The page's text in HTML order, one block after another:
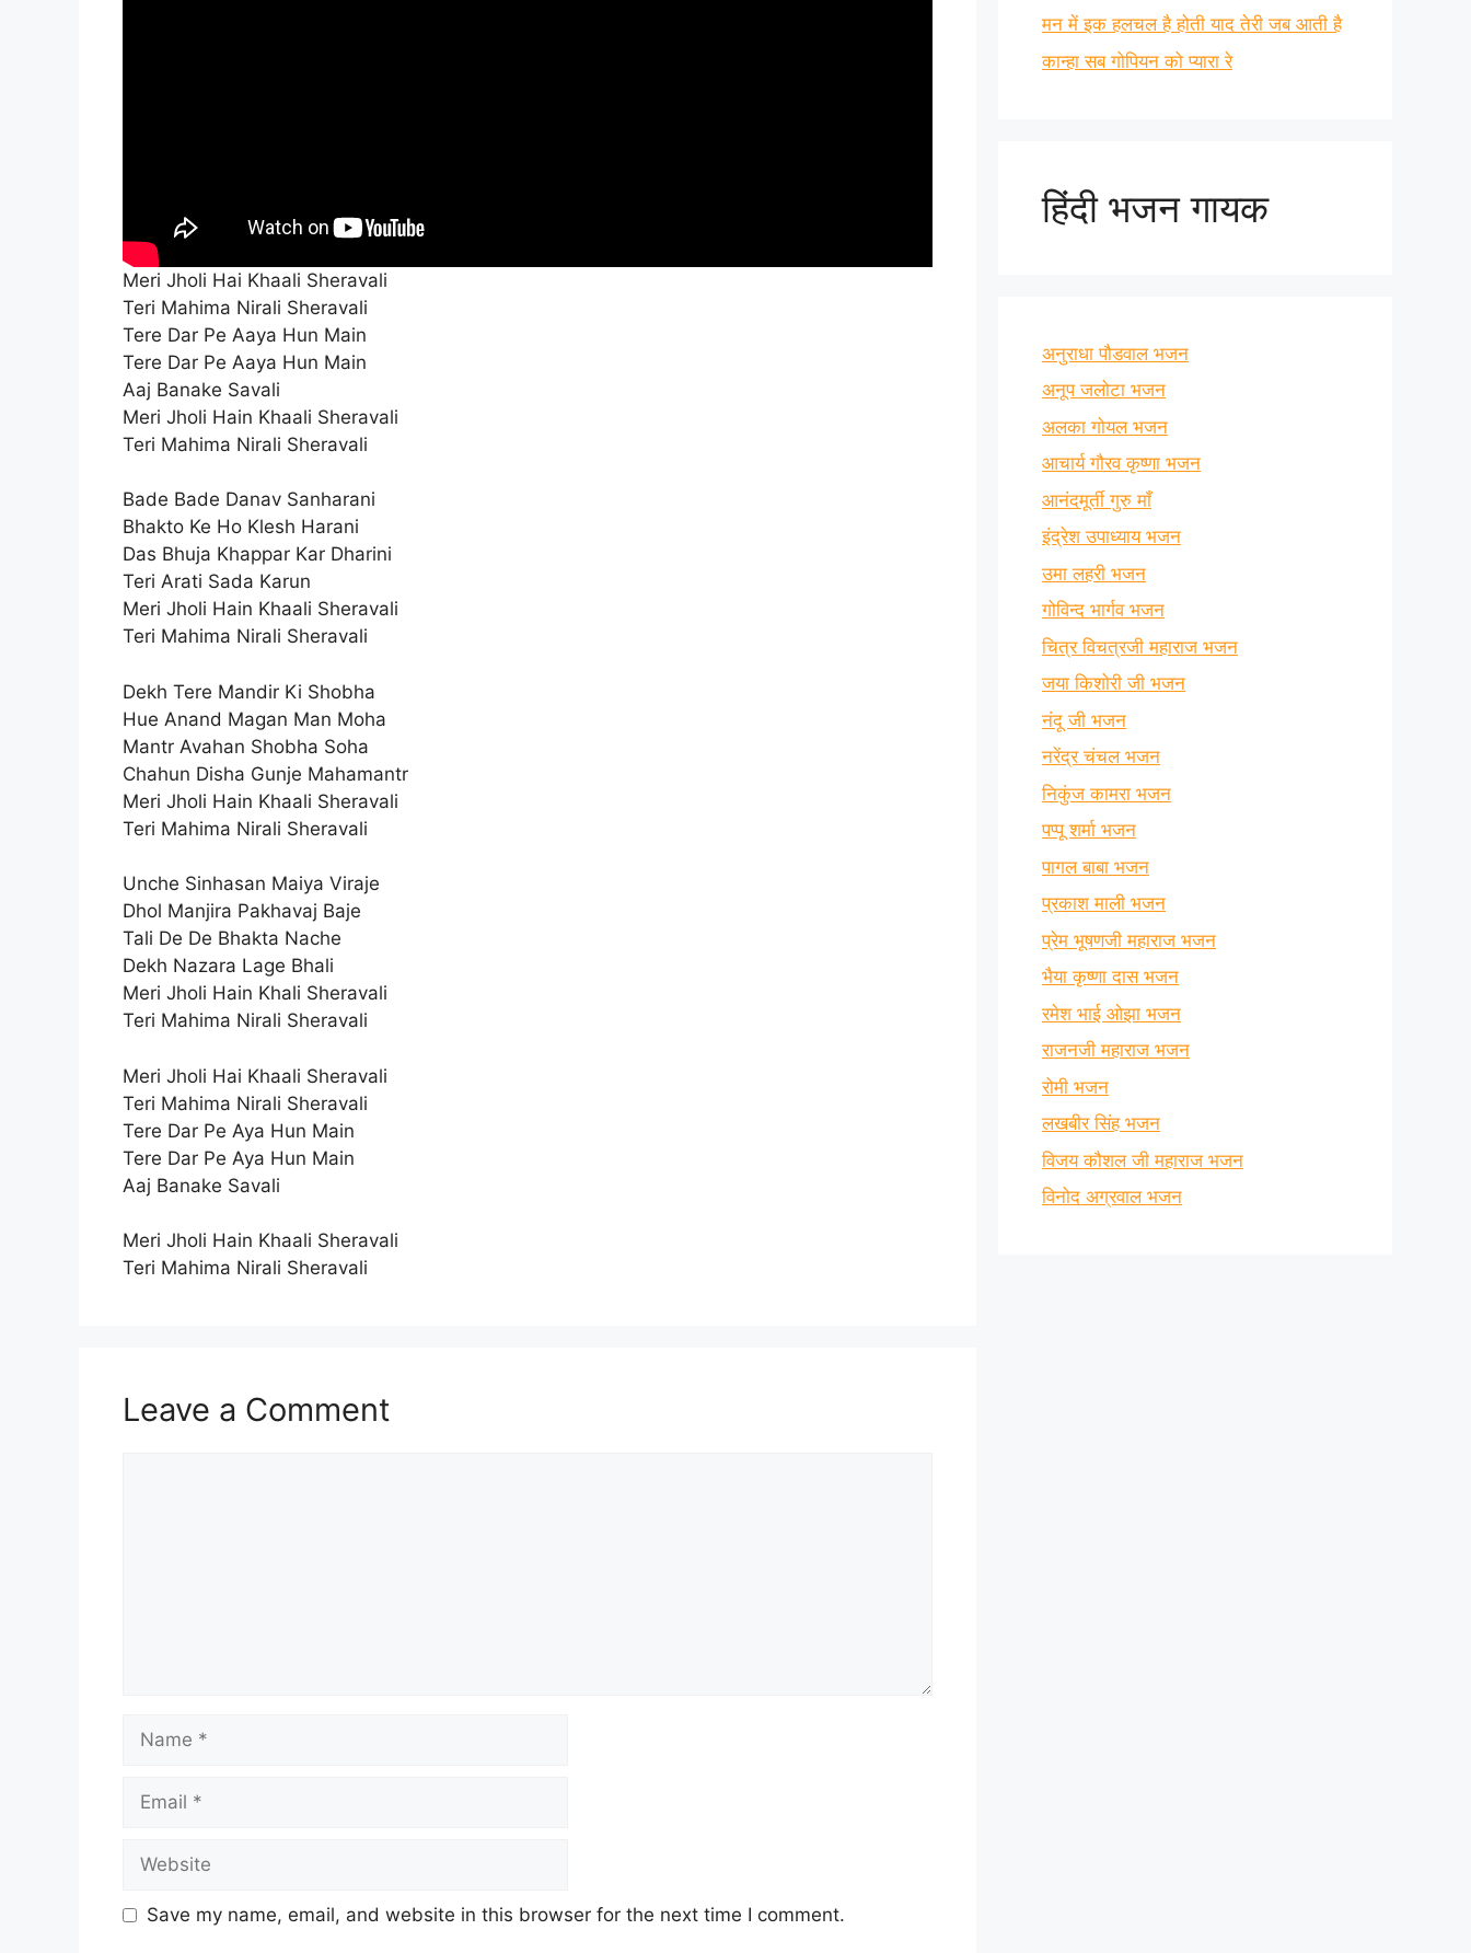
Meri Jholi Hai Khaali Sheravali
Teri Mahima Nirali Sheravali
Tere Dar Pe Aaya Hun Main
Tere Dar Pe Aaya Hun Main
Aaj Banake Savali
Meri Jholi Hain Khaali Sheravali
Teri Mahima Nirali Sheravali
Bade Bade Danav Sanharani
Bhakto Ke Ho Klesh Harani
Das Bhuja Khappar Kar Dharini
Teri Arati Sada Karun
Meri Jholi Hain Khaali Sheravali
Teri Mahima Nirali Sheravali
Dekh Tere Mandir Ki Shobha
Hue Anand Magan Man Moha
Mantr Avahan Shobha Soha
Chahun Disha Gunje Mahamantr
Meri Jholi Hain Khaali Sheravali
Teri Mahima Nirali Sheravali
Unche Sinhasan Maiya Viraje
Dhol Manjira Pakhavaj Baje
Tali De De Bhakta Nache
Dekh Nazara Lage Bhali
Meri Jholi Hain Khali Sheravali
Teri Mahima Nirali Sheravali
Meri Jholi Hai Khaali Sheravali
Teri Mahima Nirali Sheravali
Tere Dar Pe Aya Hun Main
Tere Dar Pe Aya Hun Main
Aaj Banake Savali
Meri Jholi Hain Khaali Sheravali
Teri Mahima Nirali Sheravali
Leave a Comment
Name
Email
Website
Save my name, email, and website in this browser for the next time I comment.
मन में इक हलचल है होती याद तेरी जब आती है
कान्हा सब गोपियन को प्यारा रे
हिंदी भजन गायक
अनुराधा पौडवाल भजन
अनूप जलोटा भजन
अलका गोयल भजन
आचार्य गौरव कृष्णा भजन
आनंदमूर्ती गुरु माँ
इंद्रेश उपाध्याय भजन
उमा लहरी भजन
गोविन्द भार्गव भजन
चित्र विचत्रजी महाराज भजन
जया किशोरी जी भजन
नंदू जी भजन
नरेंद्र चंचल भजन
निकुंज कामरा भजन
पप्पू शर्मा भजन
पागल बाबा भजन
प्रकाश माली भजन
प्रेम भूषणजी महाराज भजन
भैया कृष्णा दास भजन
रमेश भाई ओझा भजन
राजनजी महाराज भजन
रोमी भजन
लखबीर सिंह भजन
विजय कौशल जी महाराज भजन
विनोद अग्रवाल भजन